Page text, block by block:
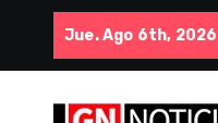
Jue. Ago 6th, 2026